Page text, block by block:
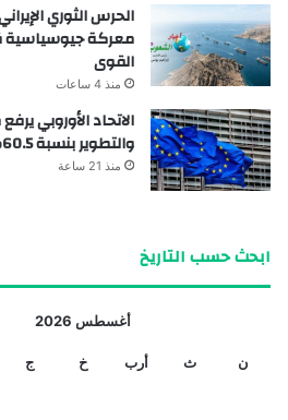
الحرس الثوري
معركة جيوسياسية
القوى
منذ 4 ساعات
الاتحاد الأوروبي
والتطوير بنسبة 60.5%
منذ 21 ساعة
ابحث حسب التاريخ
أغسطس 2026
ن ث أرب خ ج